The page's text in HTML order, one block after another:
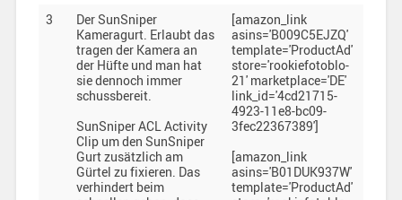
3
Der SunSniper
Kameragurt. Erlaubt das
tragen der Kamera an
der Hüfte und man hat
sie dennoch immer
schussbereit.
SunSniper ACL Activity
Clip um den SunSniper
Gurt zusätzlich am
Gürtel zu fixieren. Das
verhindert beim
[amazon_link
asins='B009C5EJZQ'
template='ProductAd'
store='rookiefotoblo-
21' marketplace='DE'
link_id='4cd21715-
4923-11e8-bc09-
3fec22367389']
[amazon_link
asins='B01DUK937W'
template='ProductAd'